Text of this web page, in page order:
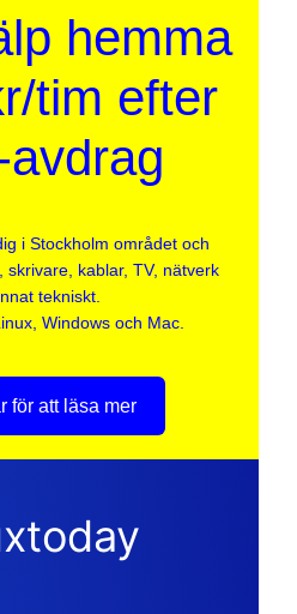
hemma
tim efter
avdrag
i Stockholm området och
skrivare, kablar, TV, nätverk
tekniskt.
Windows och Mac.
för att läsa mer